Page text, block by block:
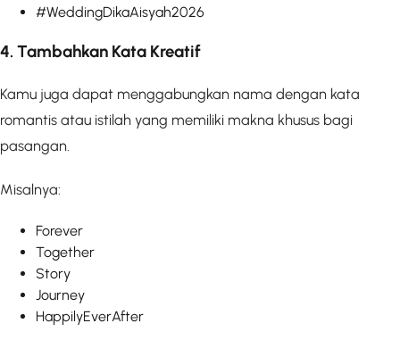
#WeddingDikaAisyah2026
4. Tambahkan Kata Kreatif
Kamu juga dapat menggabungkan nama dengan kata
romantis atau istilah yang memiliki makna khusus bagi
pasangan.
Misalnya:
Forever
Together
Story
Journey
HappilyEverAfter